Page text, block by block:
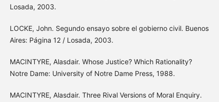
Losada, 2003.
LOCKE, John. Segundo ensayo sobre el gobierno civil. Buenos
Aires: Página 12 / Losada, 2003.
MACINTYRE, Alasdair. Whose Justice? Which Rationality?
Notre Dame: University of Notre Dame Press, 1988.
MACINTYRE, Alasdair. Three Rival Versions of Moral Enquiry.